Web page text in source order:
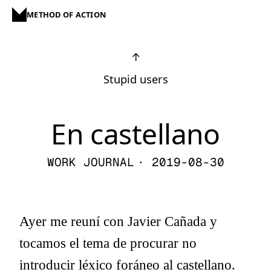
METHOD OF ACTION
↑
Stupid users
En castellano
WORK JOURNAL · 2019-08-30
Ayer me reuní con Javier Cañada y
tocamos el tema de procurar no
introducir léxico foráneo al castellano.